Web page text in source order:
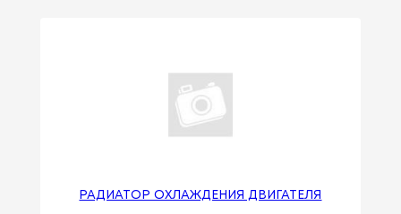
РАДИАТОР ОХЛАЖДЕНИЯ ДВИГАТЕЛЯ